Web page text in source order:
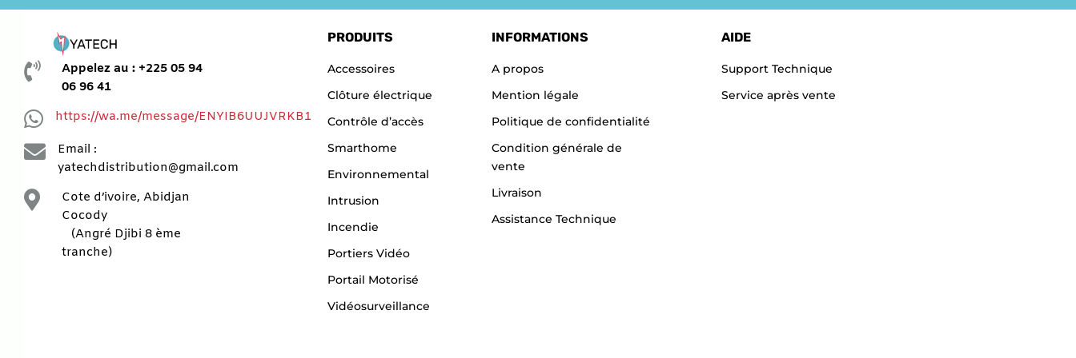

Appelez au : +225 05 94
06 96 41
 https://wa.me/message/ENYIB6UUJVRKB1

Email :
yatechdistribution@gmail.com

Cote d’ivoire, Abidjan
Cocody
(Angré Djibi 8 ème
tranche)
PRODUITS
Accessoires
Clôture électrique
Contrôle d’accès
Smarthome
Environnemental
Intrusion
Incendie
Portiers Vidéo
Portail Motorisé
Vidéosurveillance
INFORMATIONS
A propos
Mention légale
Politique de confidentialité
Condition générale de
vente
Livraison
Assistance Technique
AIDE
Support Technique
Service après vente